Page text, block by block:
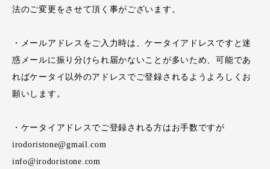
法のご変更をさせて頂く事がございます。
・メールアドレスをご入力時は、ケータイアドレスですと迷
惑メールに振り分けられ届かないことが多いため、可能であ
ればケータイ以外のアドレスでご登録されるようよろしくお
願いします。
・ケータイアドレスでご登録される方はお手数ですが
irodoristone@gmail.com
info@irodoristone.com